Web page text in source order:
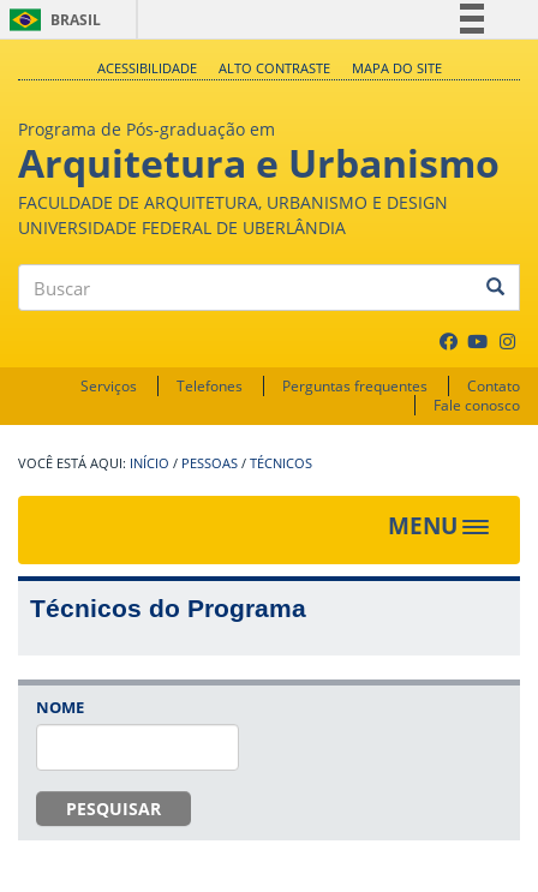
BRASIL
Acesso à informação
Legislação
ACESSIBILIDADE ALTO CONTRASTE MAPA DO SITE
Programa de Pós-graduação em
Arquitetura e Urbanismo
FACULDADE DE ARQUITETURA, URBANISMO E DESIGN
UNIVERSIDADE FEDERAL DE UBERLÂNDIA
Serviços Telefones Perguntas frequentes
Contato
Fale conosco
INÍCIO / PESSOAS / TÉCNICOS
MENU
Toggle
Técnicos do Programa
NOME
PESQUISAR